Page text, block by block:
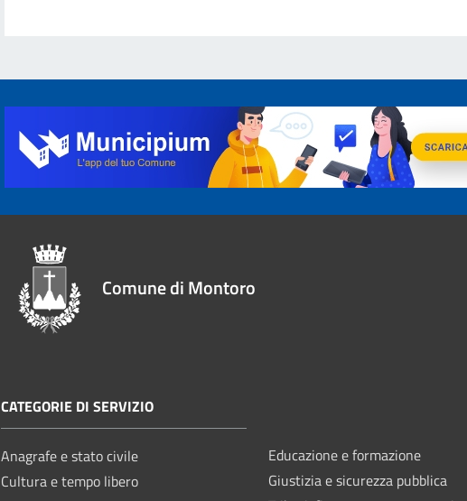
Comune di Montoro
CATEGORIE DI SERVIZIO
Anagrafe e stato civile
Cultura e tempo libero
Educazione e formazione
Giustizia e sicurezza pubblica